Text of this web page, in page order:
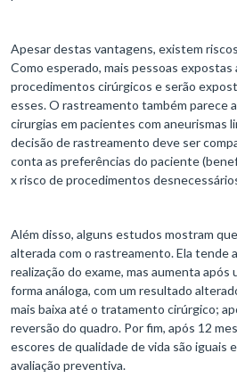
Apesar destas vantagens, existem
Como esperado, mais pessoas
procedimentos cirúrgicos e serão
esses. O rastreamento também parece
cirurgias em pacientes com aneurismas
decisão de rastreamento deve ser
conta as preferências do paciente
x risco de procedimentos
Além disso, alguns estudos mostram
alterada com o rastreamento. Ela tende
realização do exame, mas aumenta
forma análoga, com um resultado
mais baixa até o tratamento cirúrgico;
reversão do quadro. Por fim, após 12
escores de qualidade de vida são iguais
avaliação preventiva.